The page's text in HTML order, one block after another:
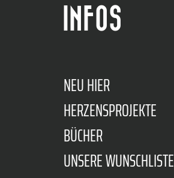
INFOS
NEU HIER
HERZENSPROJEKTE
BÜCHER
UNSERE WUNSCHLISTE